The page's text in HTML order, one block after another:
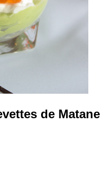
de Matane